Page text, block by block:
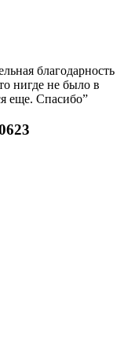
благодарность
нигде не было в
еще. Спасибо”